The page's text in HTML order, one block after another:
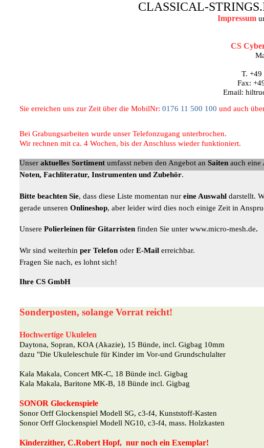
CLASSICAL-
Impressum
CS
T. +49
Fax:
Email:
Sie erreichen uns zur Zeit über die MobilNr: 0176 11 500 100 und auch
Bei Grabungsarbeiten wurde unser Telefonzugang unterbrochen.
Wir rechnen mit ca. 4 Wochen, bis der Anschluss wieder funktioniert.
Unser aktuelles Sortimentumfasst neben den Angebot an Saiten auch eine
Noten, Fachliteratur, Instrumenten und Zubehör.
Bitte beachten Sie, dass diese Liste momentan nur eine Auswahl darstellt.
gerade unseren Onlineshop, aber leider wird dies noch einige Zeit in
Unsere Polierleinen für Gitarristenfinden Sie unter www.micro-mesh.de.
Wir sind weiterhin per Telefon oder E-Mailerreichbar.
Fragen Sie nach, es lohnt sich!
Ihre CS GmbH
Sonderposten, solange Vorrat reicht!
Hochwertige Ukulelen
Daytona, Sopran, KOA (Akazie), 15 Bünde, incl. Gigbag 10mm
dazu "Die Ukuleleschule für Kinder im Vor-und Grundschulalter
Kala Makala, Concert MK-C, 18 Bünde incl. Gigbag
Kala Makala, Baritone MK-B, 18 Bünde incl. Gigbag
SONOR Glockenspiele
Sonor Orff Glockenspiel Modell SG, c3-f4, Kunststoff-Kasten
Sonor Orff Glockenspiel Modell NG10, c3-f4, mass. Holzkasten
Kinderzither, C.Robert Hopf, nur noch ein Exemplar!